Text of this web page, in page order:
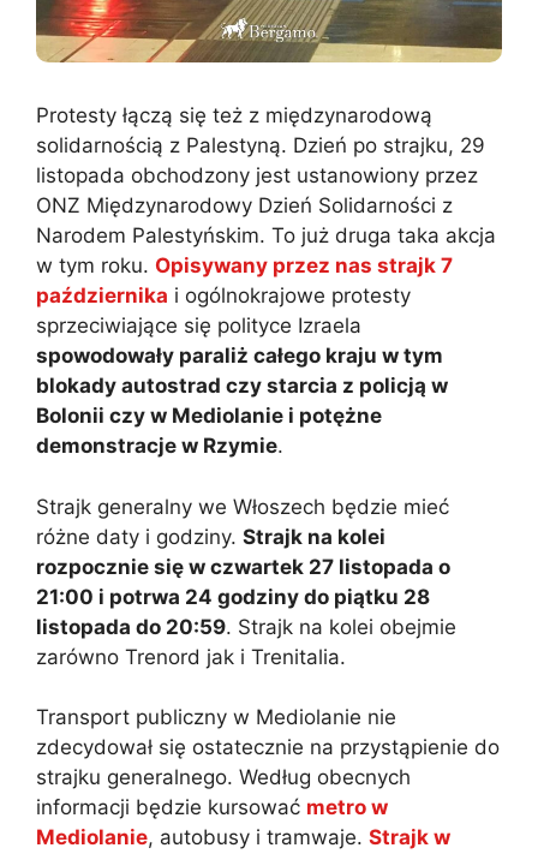
Protesty łączą się też z międzynarodową
solidarnością z Palestyną. Dzień po strajku, 29
listopada obchodzony jest ustanowiony przez
ONZ Międzynarodowy Dzień Solidarności z
Narodem Palestyńskim. To już druga taka akcja
w tym roku. Opisywany przez nas strajk 7
października i ogólnokrajowe protesty
sprzeciwiające się polityce Izraela
spowodowały paraliż całego kraju w tym
blokady autostrad czy starcia z policją w
Bolonii czy w Mediolanie i potężne
demonstracje w Rzymie.
Strajk generalny we Włoszech będzie mieć
różne daty i godziny. Strajk na kolei
rozpocznie się w czwartek 27 listopada o
21:00 i potrwa 24 godziny do piątku 28
listopada do 20:59. Strajk na kolei obejmie
zarówno Trenord jak i Trenitalia.
Transport publiczny w Mediolanie nie
zdecydował się ostatecznie na przystąpienie do
strajku generalnego. Według obecnych
informacji będzie kursować metro w
Mediolanie, autobusy i tramwaje. Strajk w